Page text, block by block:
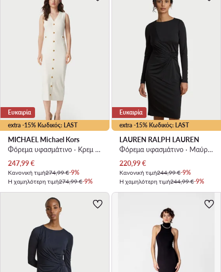
extra -15% Κωδικός: LAST
Ευκαιρία
MICHAEL Michael Kors
Φόρεμα υφασμάτινο · Κρεμ · Midi
Τρέχουσα τιμή
247,99€
Κανονική τιμή274,99 €-9%
Η χαμηλότερη τιμή274,99 €-9%
extra -15% Κωδικός: LAST
Ευκαιρία
LAUREN RALPH LAUREN
Φόρεμα υφασμάτινο · Μαύρο · Maxi
Τρέχουσα τιμή
220,99€
Κανονική τιμή244,99 €-9%
Η χαμηλότερη τιμή244,99 €-9%